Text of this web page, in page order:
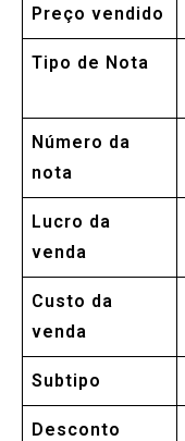
Preço vendido
Tipo de Nota
Número da
nota
Lucro da
venda
Custo da
venda
Subtipo
Desconto